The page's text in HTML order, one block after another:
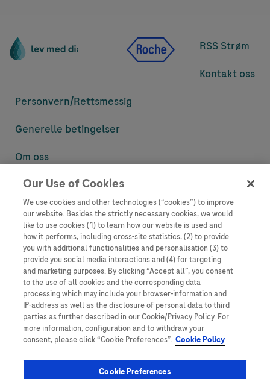
RSS Strøm
Kontakt oss
Personvern/Rettsmessig
Generelle betingelser
Om oss
Denne nettsiden inneholder informasjon som er målsatt til en stor
informasjon som ellers ikke er tilgjengelig eller gyldig i ditt land.
Vennligst vær oppmerksom på at vi ikke tar noe ansvar for tilgang til
informasjon som muligens ikke er i samsvar med noen gyldig juridisk
prosess, regulering, registrering eller bruk i bostedslandet ditt.
Roche har ikke alltid mulighet til å kvalitetssikre andres innlegg, men
vil fjerne villedende eller upassende innlegg så langt det lar seg gjøre.
Vi har ikke ansvar for innhold på eksterne nettsider som det lenkes til.
Kopiering av materiale fra dette nettstedet for bruk annet sted er ikke
tillatt uten avtale. Nettstedet selger plass til annonsører, og slikt
innhold er merket.
Dette nettstedet er ikke beregnet for å rapportere bivirkninger eller
hendelse, se www.accu-chek.no.
Our Use of Cookies
We use cookies and other technologies (“cookies”) to improve
our website. Besides the strictly necessary cookies, we would
like to use cookies (1) to learn how our website is used and
how it performs, including cross-site statistics, (2) to provide
you with additional functionalities and personalisation (3) to
provide you social media interactions and (4) for targeting
and marketing purposes. By clicking “Accept all”, you consent
to the use of all cookies and the corresponding data
processing which may include your browser-information and
IP-address as well as the disclosure of personal data to third
parties as further described in our Cookie/Privacy Policy. For
more information, configuration and to withdraw your
consent, please click “Cookie Preferences”. Cookie Policy
Cookie Preferences